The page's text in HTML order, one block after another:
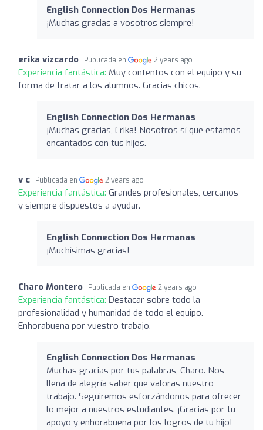
English Connection Dos Hermanas
¡Muchas gracias a vosotros siempre!
erika vizcardo Publicada en 2 years ago
Experiencia fantástica: Muy contentos con el equipo y su
forma de tratar a los alumnos. Gracias chicos.
English Connection Dos Hermanas
¡Muchas gracias, Erika! Nosotros sí que estamos
encantados con tus hijos.
v c Publicada en 2 years ago
Experiencia fantástica: Grandes profesionales, cercanos
y siempre dispuestos a ayudar.
English Connection Dos Hermanas
¡Muchísimas gracias!
Charo Montero Publicada en 2 years ago
Experiencia fantástica: Destacar sobre todo la
profesionalidad y humanidad de todo el equipo.
Enhorabuena por vuestro trabajo.
English Connection Dos Hermanas
Muchas gracias por tus palabras, Charo. Nos
llena de alegría saber que valoras nuestro
trabajo. Seguiremos esforzándonos para ofrecer
lo mejor a nuestros estudiantes. ¡Gracias por tu
apoyo y enhorabuena por los logros de tu hijo!